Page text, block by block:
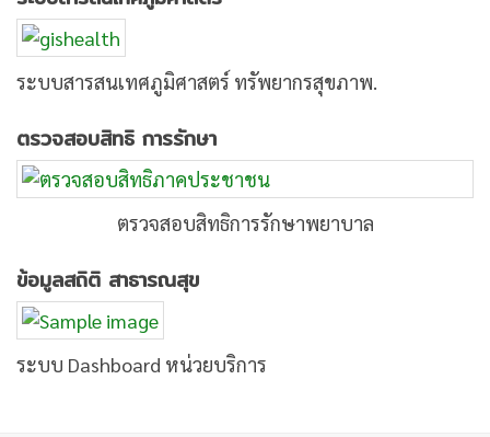
ระบบสารสนเทศภูมิศาสตร์ ทรัพยากรสุขภาพ.
ตรวจสอบสิทธิ การรักษา
ตรวจสอบสิทธิการรักษาพยาบาล
ข้อมูลสถิติ สาธารณสุข
ระบบ Dashboard หน่วยบริการ